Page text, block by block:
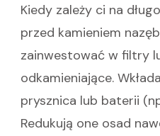
Kiedy zależy ci na
przed kamieniem
zainwestować w filtry
odkamieniające.
prysznica lub baterii
Redukują one osad